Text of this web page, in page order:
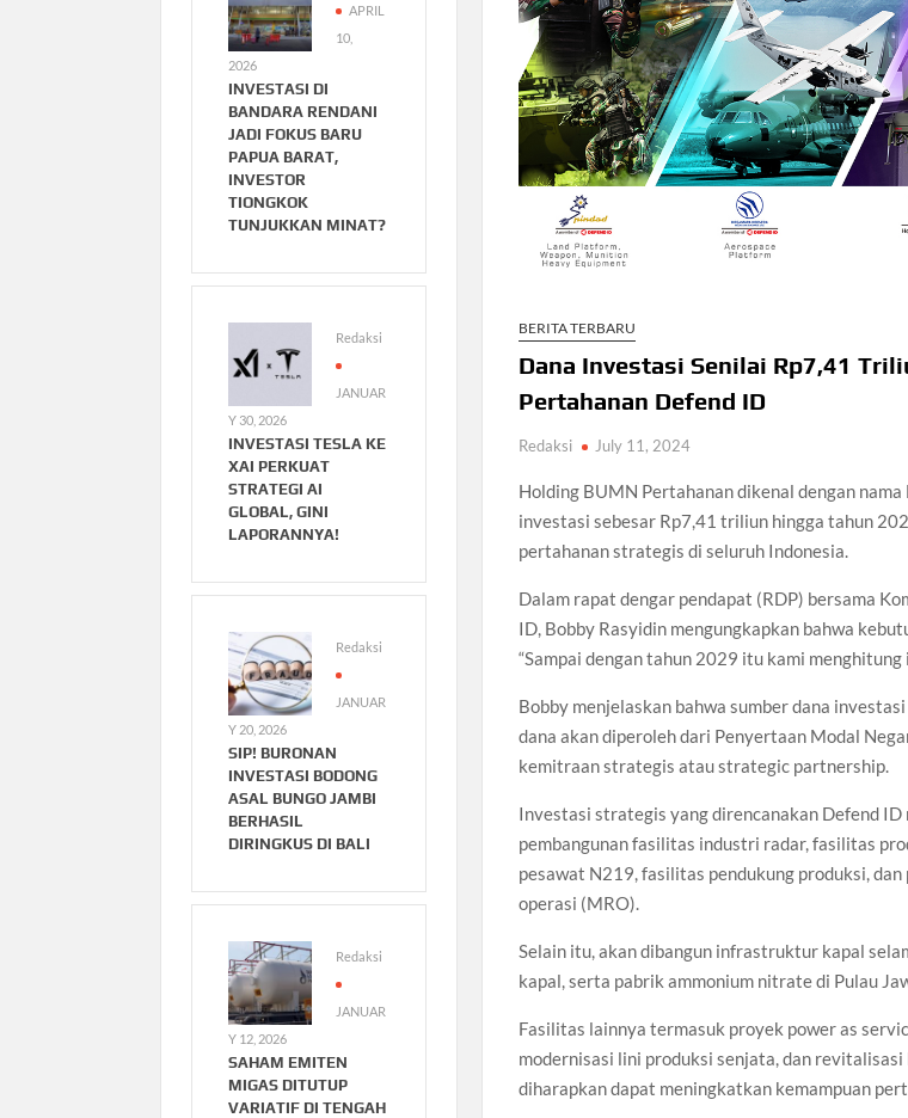
BERITA TERBARU
Dana Investasi Senilai Rp7,41
Pertahanan Defend ID
Redaksi July 11, 2024
Holding BUMN Pertahanan dikenal dengan
investasi sebesar Rp7,41 triliun hingga tahun
pertahanan strategis di seluruh Indonesia.
Dalam rapat dengar pendapat (RDP) bersama
ID, Bobby Rasyidin mengungkapkan bahwa
“Sampai dengan tahun 2029 itu kami
Bobby menjelaskan bahwa sumber dana
dana akan diperoleh dari Penyertaan Modal
kemitraan strategis atau strategic partnership.
Investasi strategis yang direncanakan Defend
pembangunan fasilitas industri radar, fasilitas
pesawat N219, fasilitas pendukung produksi,
operasi (MRO).
Selain itu, akan dibangun infrastruktur kapal
kapal, serta pabrik ammonium nitrate di Pulau
Fasilitas lainnya termasuk proyek power as
modernisasi lini produksi senjata, dan
diharapkan dapat meningkatkan kemampuan
APRIL
10,
2026
INVESTASI DI
BANDARA RENDANI
JADI FOKUS BARU
PAPUA BARAT,
INVESTOR
TIONGKOK
TUNJUKKAN MINAT?
Redaksi
JANUAR
Y 30, 2026
INVESTASI TESLA KE
XAI PERKUAT
STRATEGI AI
GLOBAL, GINI
LAPORANNYA!
Redaksi
JANUAR
Y 20, 2026
SIP! BURONAN
INVESTASI BODONG
ASAL BUNGO JAMBI
BERHASIL
DIRINGKUS DI BALI
Redaksi
JANUAR
Y 12, 2026
SAHAM EMITEN
MIGAS DITUTUP
VARIATIF DI TENGAH